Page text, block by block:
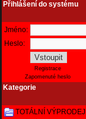
Přihlášení do systému
Jméno:
Heslo:
Registrace
Zapomenuté heslo
Kategorie
TOTÁLNÍ VÝPRODEJ